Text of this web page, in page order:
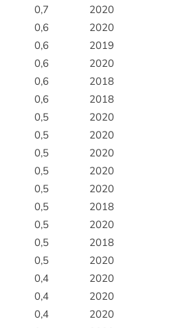
0,7
2020
0,6
2020
0,6
2019
0,6
2020
0,6
2018
0,6
2018
0,5
2020
0,5
2020
0,5
2020
0,5
2020
0,5
2020
0,5
2018
0,5
2020
0,5
2018
0,5
2020
0,4
2020
0,4
2020
0,4
2020